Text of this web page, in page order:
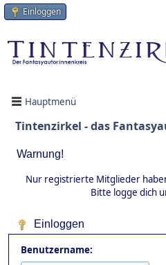
Einloggen
Hauptmenü
Tintenzirkel - das
Warnung!
Nur registrierte Mitglieder
Bitte logge dich
Einloggen
Benutzername: